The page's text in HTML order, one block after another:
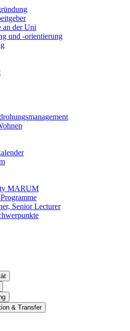
an der Uni
und -orientierung
MARUM
Senior Lecturer
& Transfer